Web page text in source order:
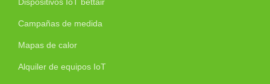
Dispositivos IoT bettair
Campañas de medida
Mapas de calor
Alquiler de equipos IoT